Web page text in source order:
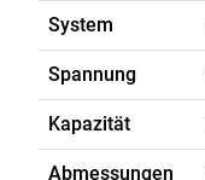
System
Spannung
Kapazität
Abmessungen